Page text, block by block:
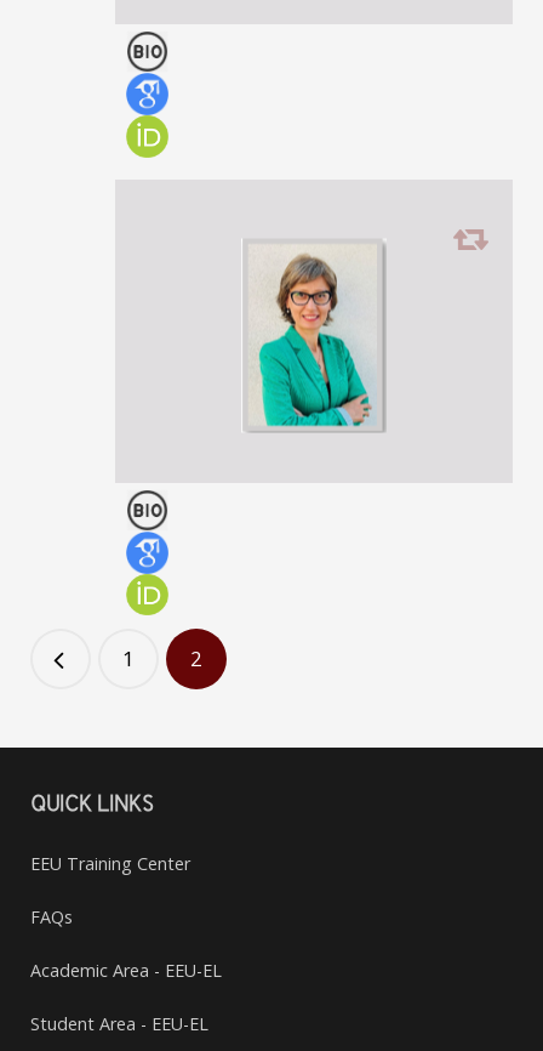
1 2
QUICK LINKS
EEU Training Center
FAQs
Academic Area - EEU-EL
Student Area - EEU-EL